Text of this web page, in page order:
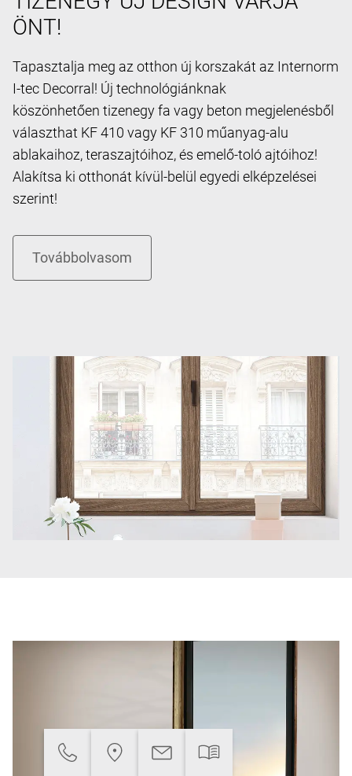
ÖNT!
Tapasztalja meg az otthon új korszakát az Internorm
I-tec Decorral! Új technológiánknak
köszönhetően tizenegy fa vagy beton megjelenésből
választhat KF 410 vagy KF 310 műanyag-alu
ablakaihoz, teraszajtóihoz, és emelő-toló ajtóihoz!
Alakítsa ki otthonát kívül-belül egyedi elképzelései
szerint!